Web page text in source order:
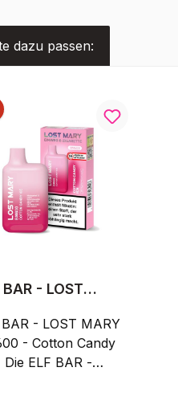
dazu passen:
Rabatt
BAR - LOST
Candy Ice
BAR - LOST MARY
- Cotton Candy